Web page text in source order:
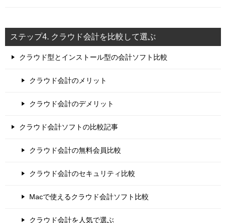
ステップ4. クラウド会計を比較して選ぶ
クラウド型とインストール型の会計ソフト比較
クラウド会計のメリット
クラウド会計のデメリット
クラウド会計ソフトの比較記事
クラウド会計の無料会員比較
クラウド会計のセキュリティ比較
Macで使えるクラウド会計ソフト比較
クラウド会計を人気で選ぶ